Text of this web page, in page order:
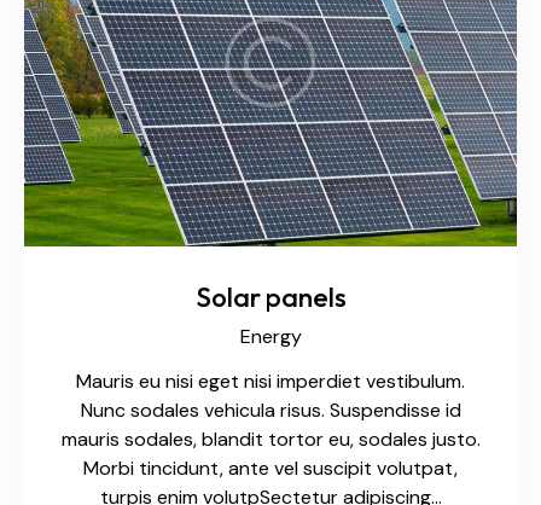
Solar panels
Energy
Mauris eu nisi eget nisi imperdiet vestibulum.
Nunc sodales vehicula risus. Suspendisse id
mauris sodales, blandit tortor eu, sodales justo.
Morbi tincidunt, ante vel suscipit volutpat,
turpis enim volutpSectetur adipiscing…